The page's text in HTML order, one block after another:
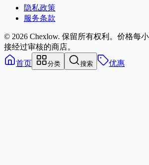
隐私政策
服务条款
© 2026 Chexlow. 保留所有权利。 价格每
接经过审核的商店。
首页
分类 搜索 优惠